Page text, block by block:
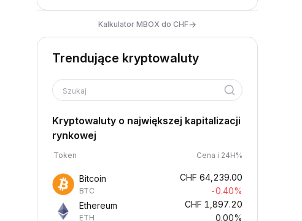
Kalkulator MBOX do CHF→
Trendujące kryptowaluty
Szukaj
Kryptowaluty o największej kapitalizacji
rynkowej
Token Cena i 24H%
Bitcoin
BTC
CHF 64,239.00
-0.40%
Ethereum
ETH
CHF 1,897.20
0.00%